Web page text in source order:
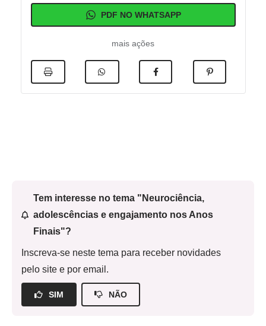
PDF NO WHATSAPP
mais ações
Tem interesse no tema "Neurociência,
adolescências e engajamento nos Anos
Finais"?
Inscreva-se neste tema para receber novidades
pelo site e por email.
SIM NÃO